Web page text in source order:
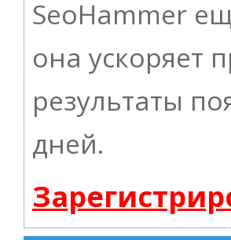
SeoHammer
она ускоряет
результаты
дней.